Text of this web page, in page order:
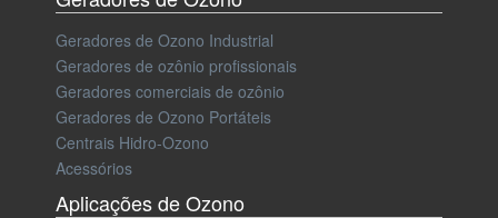
Geradores de Ozono Industrial
Geradores de ozônio profissionais
Geradores comerciais de ozônio
Geradores de Ozono Portáteis
Centrais Hidro-Ozono
Acessórios
Aplicações de Ozono